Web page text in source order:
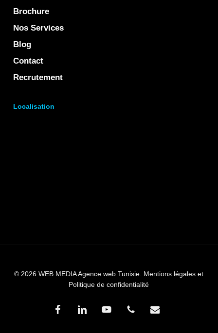
Brochure
Nos Services
Blog
Contact
Recrutement
Localisation
© 2026 WEB MEDIA Agence web Tunisie. Mentions légales et
Politique de confidentialité
facebooklinkedin youtube phone email